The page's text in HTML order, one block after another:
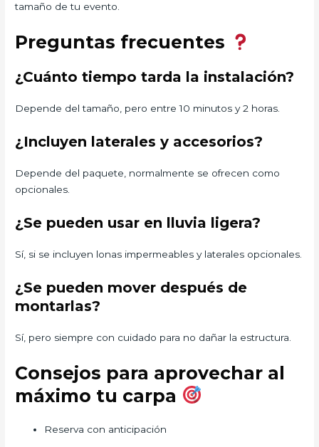
tamaño de tu evento.
Preguntas frecuentes
¿Cuánto tiempo tarda la instalación?
Depende del tamaño, pero entre 10 minutos y 2 horas.
¿Incluyen laterales y accesorios?
Depende del paquete, normalmente se ofrecen como
opcionales.
¿Se pueden usar en lluvia ligera?
Sí, si se incluyen lonas impermeables y laterales opcionales.
¿Se pueden mover después de
montarlas?
Sí, pero siempre con cuidado para no dañar la estructura.
Consejos para aprovechar al
máximo tu carpa
Reserva con anticipación